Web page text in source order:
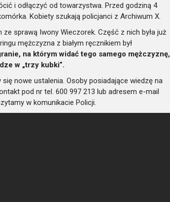
i odłączyć od towarzystwa. Przed godziną 4
Kobiety szukają policjanci z Archiwum X.
sprawą Iwony Wieczorek. Część z nich była już
mężczyzna z białym ręcznikiem był
na którym widać tego samego mężczyznę,
w „trzy kubki”.
nowe ustalenia. Osoby posiadające wiedzę na
pod nr tel. 600 997 213 lub adresem e-mail
w komunikacie Policji.